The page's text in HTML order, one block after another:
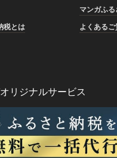
マンガふ
税とは
よくある
リジナルサービス